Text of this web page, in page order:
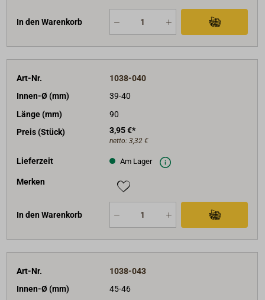
In den Warenkorb
Art-Nr.
1038-040
Innen-Ø (mm)
39-40
Länge (mm)
90
Preis (Stück)
3,95 €*
netto: 3,32 €
Lieferzeit Am Lager
Merken
In den Warenkorb
Art-Nr.
1038-043
Innen-Ø (mm)
45-46